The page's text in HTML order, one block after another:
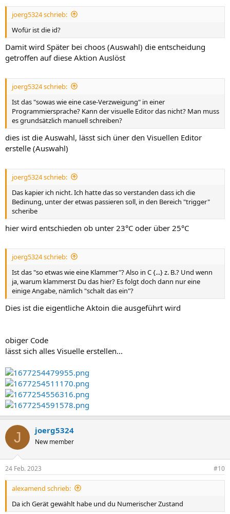
joerg5324 schrieb:
Wofür ist die id?
Damit wird Später bei choos (Auswahl) die entscheidung
getroffen auf diese Aktion Auslöst
joerg5324 schrieb:
Ist das "sowas wie eine case-Verzweigung" in einer
Programmiersprache? Kann der visuelle Editor das nicht? Man muss
es grundsätzlich manuell schreiben?
dies ist die Auswahl, lässt sich üner den Visuellen Editor
erstelle (Auswahl)
joerg5324 schrieb:
Das kapier ich nicht. Ich hatte das so verstanden dass ich die
Bedinung, unter der etwas passieren soll, in den Bereich "trigger"
scheribe
hier wird entschieden ob unter 23°C oder über 25°C
joerg5324 schrieb:
Ist das "so etwas wie eine Klammer"? Also in C {...} z. B.? Und wenn
ja, warum klammerst Du das hier? Es folgt doch dann nur eine
einige Angabe, nämlich "schalt das ein"?
Dies ist die eigentliche Aktoin die ausgeführt wird
obiger Code
lässt sich alles Visuelle erstellen...
J joerg5324
New member
24 Feb. 2023 #10
alexamend schrieb:
Da ich Gerät gewählt habe und du Numerischer Zustand